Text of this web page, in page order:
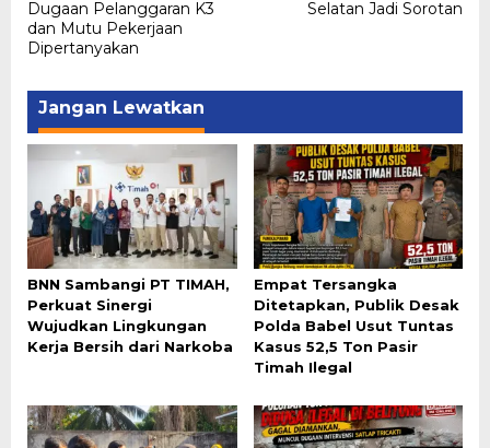
Dugaan Pelanggaran K3
dan Mutu Pekerjaan
Dipertanyakan
Selatan Jadi Sorotan
Jangan Lewatkan
BNN Sambangi PT TIMAH,
Perkuat Sinergi
Wujudkan Lingkungan
Kerja Bersih dari Narkoba
Empat Tersangka
Ditetapkan, Publik Desak
Polda Babel Usut Tuntas
Kasus 52,5 Ton Pasir
Timah Ilegal